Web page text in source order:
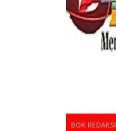
BOK REDAKSI